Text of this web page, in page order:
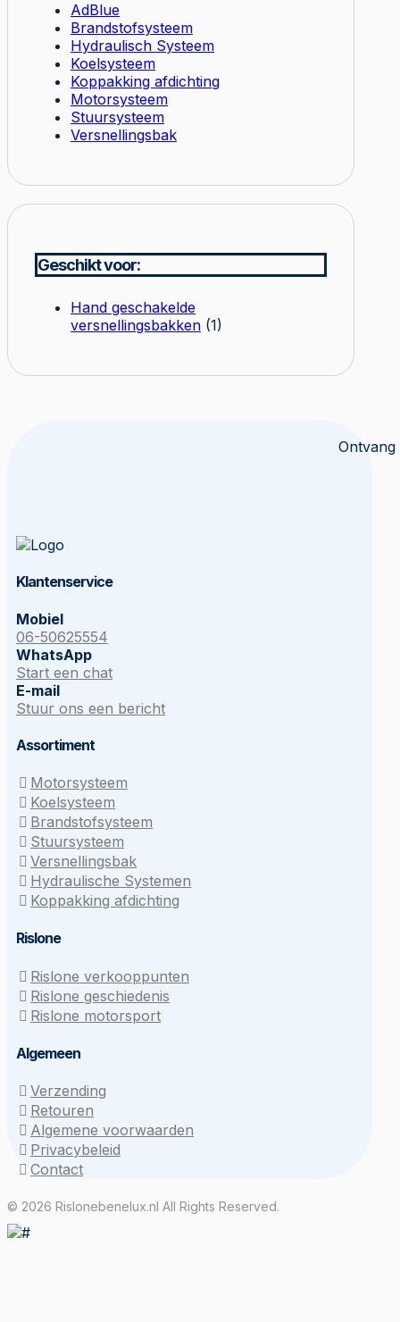
AdBlue
Brandstofsysteem
Hydraulisch Systeem
Koelsysteem
Koppakking afdichting
Motorsysteem
Stuursysteem
Versnellingsbak
Geschikt voor:
Hand geschakelde
versnellingsbakken (1)
Klantenservice
Mobiel
06-50625554
WhatsApp
Start een chat
E-mail
Stuur ons een bericht
Assortiment
Motorsysteem
Koelsysteem
Brandstofsysteem
Stuursysteem
Versnellingsbak
Hydraulische Systemen
Koppakking afdichting
Rislone
Rislone verkooppunten
Rislone geschiedenis
Rislone motorsport
Algemeen
Verzending
Retouren
Algemene voorwaarden
Privacybeleid
Contact
© 2026 Rislonebenelux.nl All Rights Reserved.